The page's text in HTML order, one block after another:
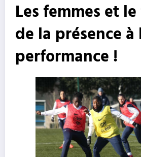
Les femmes et
de la présence à
performance !